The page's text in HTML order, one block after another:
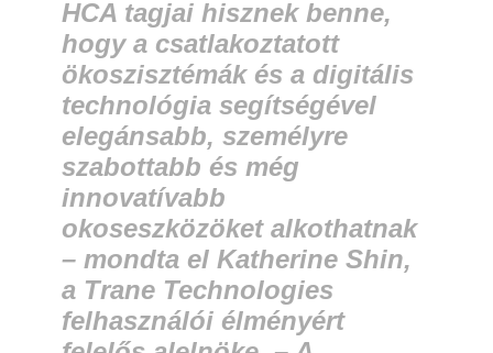
HCA tagjai hisznek benne,
hogy a csatlakoztatott
ökoszisztémák és a digitális
technológia segítségével
elegánsabb, személyre
szabottabb és még
innovatívabb
okoseszközöket alkothatnak
– mondta el Katherine Shin,
a Trane Technologies
felhasználói élményért